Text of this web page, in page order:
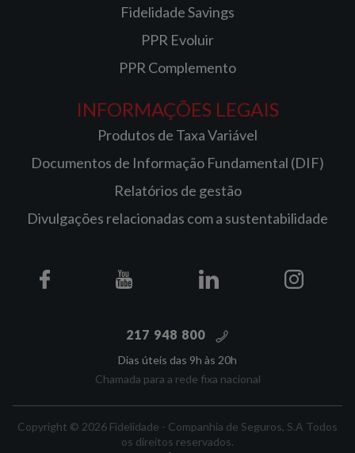
Fidelidade Savings
PPR Evoluir
PPR Complemento
INFORMAÇÕES LEGAIS
Produtos de Taxa Variável
Documentos de Informação Fundamental (DIF)
Relatórios de gestão
Divulgações relacionadas com a sustentabilidade
217 948 800
Dias úteis das 9h às 20h
Chamada para a rede fixa nacional
Copyright © 2026 Fidelidade - Companhia de Seguros, S.A Todos
os direitos reservados.